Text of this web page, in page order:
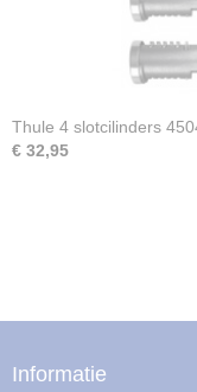
Thule 4 slotcilinders
€ 32,95
Informatie